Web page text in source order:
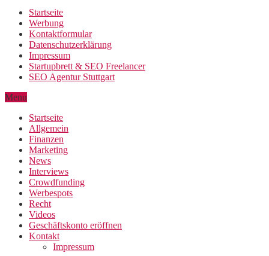
Startseite
Werbung
Kontaktformular
Datenschutzerklärung
Impressum
Startupbrett & SEO Freelancer
SEO Agentur Stuttgart
Menu
Startseite
Allgemein
Finanzen
Marketing
News
Interviews
Crowdfunding
Werbespots
Recht
Videos
Geschäftskonto eröffnen
Kontakt
Impressum